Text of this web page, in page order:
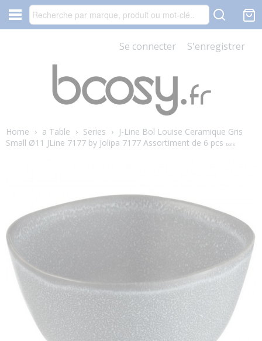
Se connecter S'enregistrer
Home › a Table › Series › J-Line Bol Louise Ceramique Gris
Small Ø11 JLine 7177 by Jolipa 7177 Assortiment de 6 pcs bols